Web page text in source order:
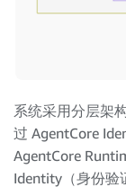
系统采用分层架
过 AgentCore
AgentCore
Identity（身份验